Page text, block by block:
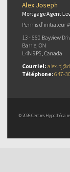
Alex Joseph
Mortgage Agent
Permis d’initiateur
13 - 660 Bayview
Barrie, ON
L4N 9P5, Canada
Courriel:
Téléphone: 647-
© 2026 Centres